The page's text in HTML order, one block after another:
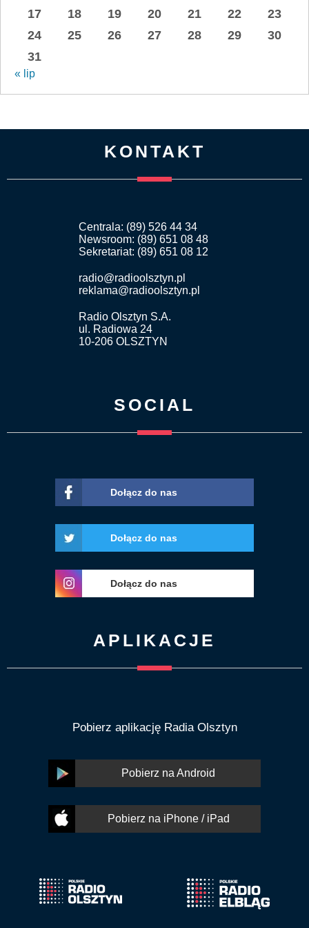
17
18 19 20 21 22
23
24
25 26 27 28 29
30
31
« lip
KONTAKT
Centrala: (89) 526 44 34
Newsroom: (89) 651 08 48
Sekretariat: (89) 651 08 12
radio@radioolsztyn.pl
reklama@radioolsztyn.pl
Radio Olsztyn S.A.
ul. Radiowa 24
10-206 OLSZTYN
SOCIAL
Dołącz do nas
Dołącz do nas
Dołącz do nas
APLIKACJE
Pobierz aplikację Radia Olsztyn
Pobierz na Android
Pobierz na iPhone / iPad